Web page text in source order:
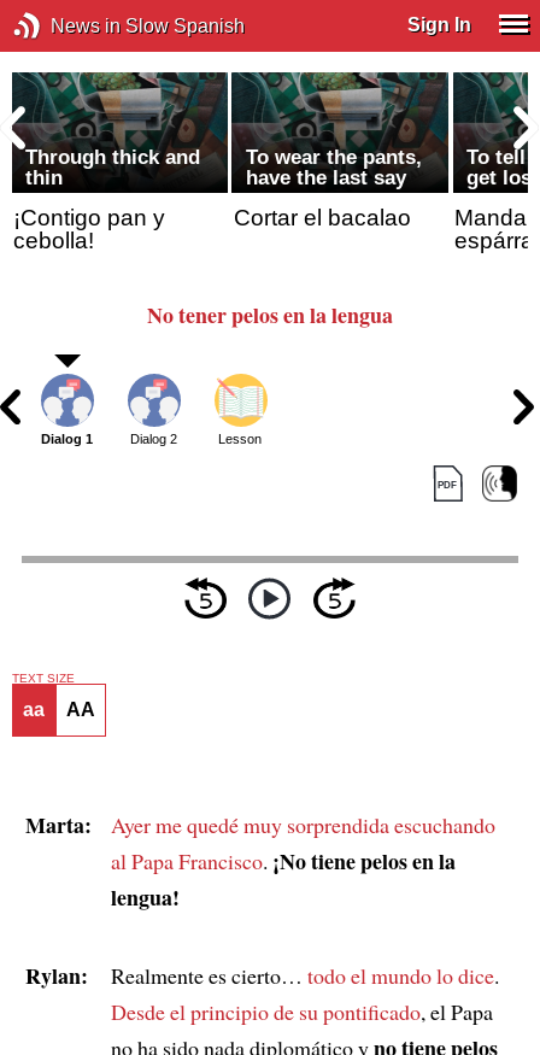
News in Slow Spanish Sign In
Through thick and
thin
¡Contigo pan y
cebolla!
To wear the pants,
have the last say
Cortar el bacalao
To tell
get lost
No tener pelos en la lengua
Dialog 1 Dialog 2 Lesson
TEXT SIZE
aa AA
Marta: Ayer me quedé muy sorprendidaescuchando
al Papa Francisco. ¡No tiene pelos en la
lengua!
Rylan: Realmente es cierto… todo el mundo lo dice.
Desde el principio de su pontificado, el Papa
no ha sido nada diplomático yno tiene pelos